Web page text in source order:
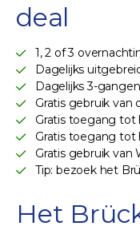
deal
1, 2 of 3
Dagelijks
Dagelijks 3-
Gratis gebruik van
Gratis toegang tot
Gratis toegang tot
Gratis gebruik van
Tip: bezoek het
Het